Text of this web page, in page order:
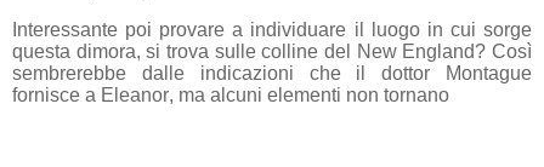
Interessante poi provare a individuare il luogo in cui sorge
questa dimora, si trova sulle colline del New England? Così
sembrerebbe dalle indicazioni che il dottor Montague
fornisce a Eleanor, ma alcuni elementi non tornano